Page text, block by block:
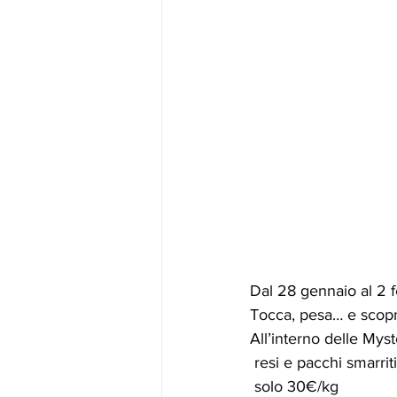
Dal 28 gennaio al 2
Tocca, pesa… e
All’interno delle
resi e pacchi
solo 30€/kg